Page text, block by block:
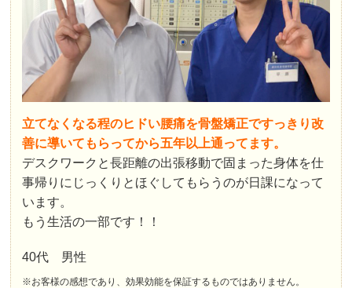
立てなくなる程のヒドい腰痛を骨盤矯正ですっきり改
善に導いてもらってから五年以上通ってます。
デスクワークと長距離の出張移動で固まった身体を仕
事帰りにじっくりとほぐしてもらうのが日課になって
います。
もう生活の一部です！！
40代 男性
※お客様の感想であり、効果効能を保証するものではありません。